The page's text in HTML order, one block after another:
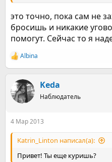
это точно, пока сам не
бросишь и никакие
помогут. Сейчас то я
Р
е
ц
и
Albina
Keda
Наблюдатель
4 Мар 2013
Katrin_Linton написал(а):
Привет! Ты еще куришь?